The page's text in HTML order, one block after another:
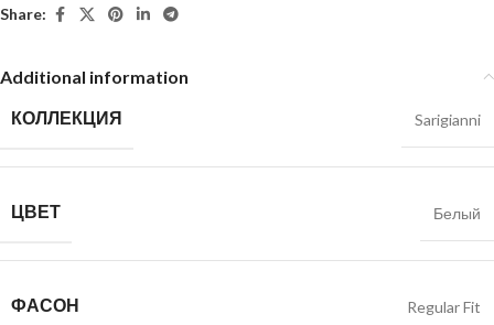
Share:
Additional information
КОЛЛЕКЦИЯ Sarigianni
ЦВЕТ Белый
ФАСОН Regular Fit